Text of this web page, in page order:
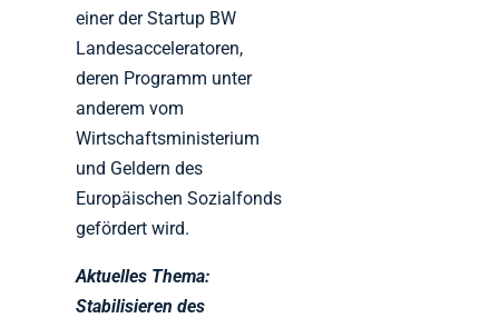
einer der Startup BW
Landesacceleratoren,
deren Programm unter
anderem vom
Wirtschaftsministerium
und Geldern des
Europäischen Sozialfonds
gefördert wird.
Aktuelles Thema:
Stabilisieren des